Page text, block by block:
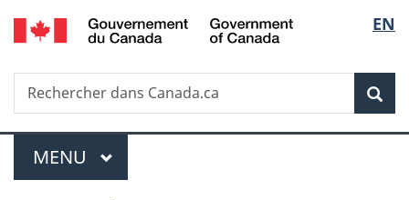
Passer
au
principal
Passer
à
Au
du
Passer
à
version
simplifiée
de
la
EN
Recherche
Rechercher
dans
Menu
MENU PRINCIPAL